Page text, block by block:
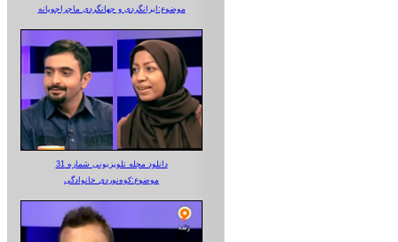
موضوع:ایرانگردی و جهانگردی ماجراجویانه
دانلود مجله تلویزیونی شماره 31
موضوع:کوه‌نوردی خانوادگی